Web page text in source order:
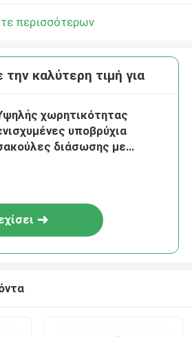
περισσότερων
καλύτερη τιμή για
χωρητικότητας
υποβρύχια
διάσωσης με